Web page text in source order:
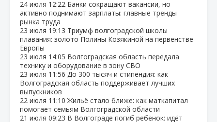
24 июля 12:22 Банки сокращают вакансии, но
активно поднимают зарплаты: главные тренды
рынка труда
23 июля 19:13 Триумф волгоградской школы
плавания: золото Полины Козякиной на первенстве
Европы
23 июля 14:05 Волгоградская область передала
технику и оборудование в зону СВО
23 июля 11:56 До 300 тысяч и стипендия: как
Волгоградская область поддерживает лучших
выпускников
22 июля 11:10 Жильё стало ближе: как маткапитал
помогает семьям Волгоградской области
21 июля 09:23 В Волгограде погиб ребёнок: идёт